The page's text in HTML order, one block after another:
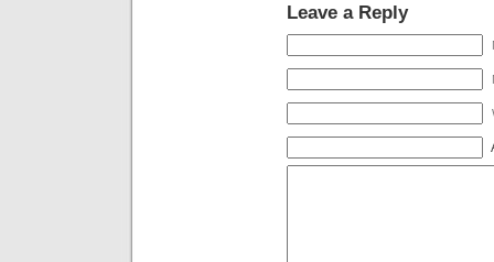
Leave a Reply